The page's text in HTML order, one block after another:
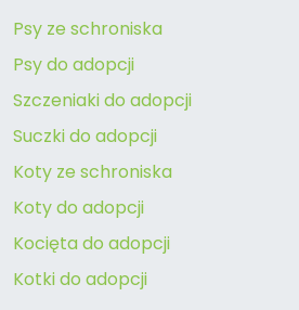
Psy ze schroniska
Psy do adopcji
Szczeniaki do adopcji
Suczki do adopcji
Koty ze schroniska
Koty do adopcji
Kocięta do adopcji
Kotki do adopcji